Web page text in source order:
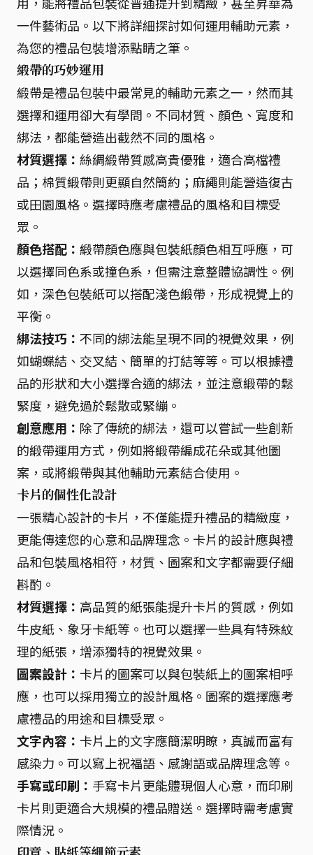
一件藝術品。以下將詳細探討如何運用輔助元素，
為您的禮品包裝增添點睛之筆。
緞帶的巧妙運用
緞帶是禮品包裝中最常見的輔助元素之一，然而其
選擇和運用卻大有學問。不同材質、顏色、寬度和
綁法，都能營造出截然不同的風格。
材質選擇： 絲綢緞帶質感高貴優雅，適合高檔禮
品；棉質緞帶則更顯自然簡約；麻繩則能營造復古
或田園風格。選擇時應考慮禮品的風格和目標受
眾。
顏色搭配： 緞帶顏色應與包裝紙顏色相互呼應，可
以選擇同色系或撞色系，但需注意整體協調性。例
如，深色包裝紙可以搭配淺色緞帶，形成視覺上的
平衡。
綁法技巧： 不同的綁法能呈現不同的視覺效果，例
如蝴蝶結、交叉結、簡單的打結等等。可以根據禮
品的形狀和大小選擇合適的綁法，並注意緞帶的鬆
緊度，避免過於鬆散或緊繃。
創意應用： 除了傳統的綁法，還可以嘗試一些創新
的緞帶運用方式，例如將緞帶編成花朵或其他圖
案，或將緞帶與其他輔助元素結合使用。
卡片的個性化設計
一張精心設計的卡片，不僅能提升禮品的精緻度，
更能傳達您的心意和品牌理念。卡片的設計應與禮
品和包裝風格相符，材質、圖案和文字都需要仔細
斟酌。
材質選擇： 高品質的紙張能提升卡片的質感，例如
牛皮紙、象牙卡紙等。也可以選擇一些具有特殊紋
理的紙張，增添獨特的視覺效果。
圖案設計： 卡片的圖案可以與包裝紙上的圖案相呼
應，也可以採用獨立的設計風格。圖案的選擇應考
慮禮品的用途和目標受眾。
文字內容： 卡片上的文字應簡潔明瞭，真誠而富有
感染力。可以寫上祝福語、感謝語或品牌理念等。
手寫或印刷： 手寫卡片更能體現個人心意，而印刷
卡片則更適合大規模的禮品贈送。選擇時需考慮實
際情況。